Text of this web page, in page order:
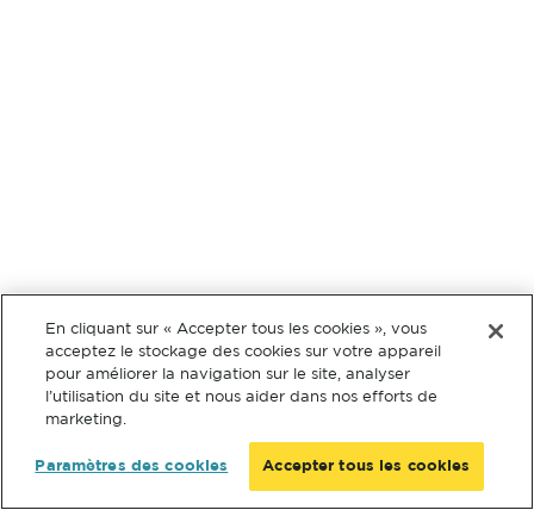
En cliquant sur « Accepter tous les cookies », vous
acceptez le stockage des cookies sur votre appareil
pour améliorer la navigation sur le site, analyser
l’utilisation du site et nous aider dans nos efforts de
marketing.
Paramètres des cookies Accepter tous les cookies